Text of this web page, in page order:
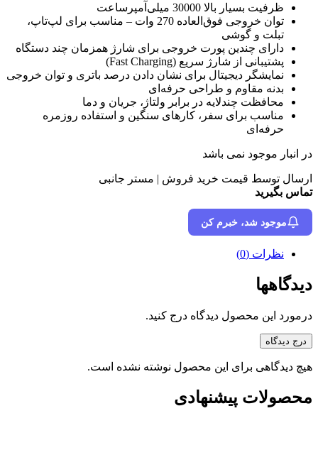
ظرفیت بسیار بالا 30000 میلی‌آمپرساعت
توان خروجی فوق‌العاده 270 وات – مناسب برای لپ‌تاپ،
تبلت و گوشی
دارای چندین پورت خروجی برای شارژ همزمان چند دستگاه
پشتیبانی از شارژ سریع (Fast Charging)
نمایشگر دیجیتال برای نشان دادن درصد باتری و توان خروجی
بدنه مقاوم و طراحی حرفه‌ای
محافظت چندلایه در برابر ولتاژ، جریان و دما
مناسب برای سفر، کارهای سنگین و استفاده روزمره
حرفه‌ای
در انبار موجود نمی باشد
ارسال توسط قیمت خرید فروش | مستر جانبی
تماس بگیرید
موجود شد، خبرم کن
نظرات (0)
دیدگاهها
درمورد این محصول دیدگاه درج کنید.
درج دیدگاه
هیچ دیدگاهی برای این محصول نوشته نشده است.
محصولات پیشنهادی